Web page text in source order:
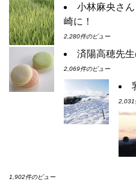
小林麻央さ
崎に！
2,280件のビュー
済陽高穂先
2,069件のビュー
2,031
1,902件のビュー